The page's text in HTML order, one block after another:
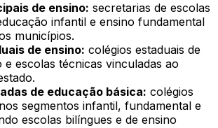
de ensino: secretarias de escolas
infantil e ensino fundamental
municípios.
de ensino: colégios estaduais de
e escolas técnicas vinculadas ao
de educação básica: colégios
segmentos infantil, fundamental e
escolas bilíngues e de ensino